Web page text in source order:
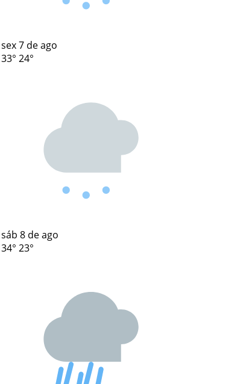
sex 7 de ago
33° 24°
sáb 8 de ago
34° 23°